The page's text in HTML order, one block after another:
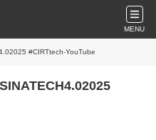
MENU
#CIRTtech-YouTube